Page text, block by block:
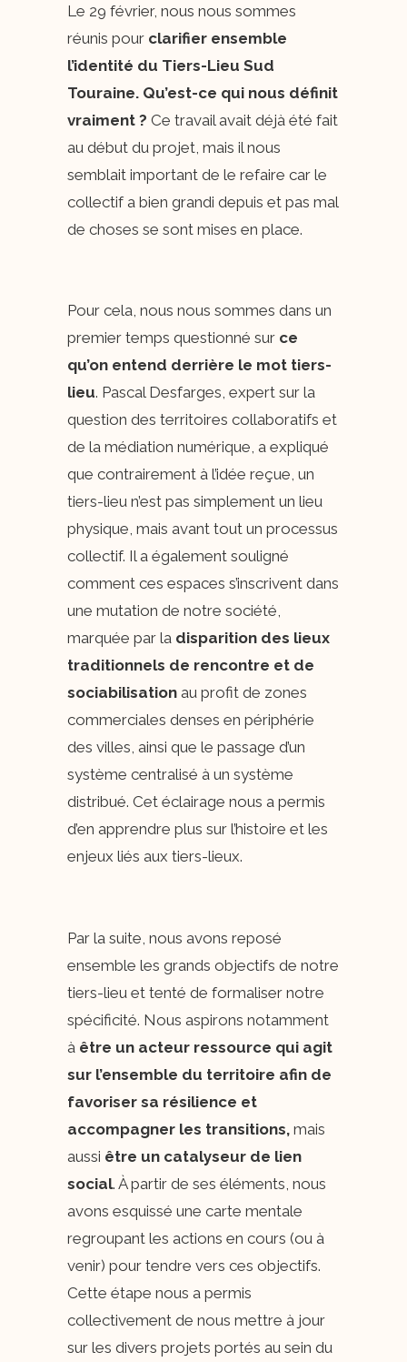
Le 29 février, nous nous sommes
réunis pour clarifier ensemble
l’identité du Tiers-Lieu Sud
Touraine. Qu’est-ce qui nous définit
vraiment ? Ce travail avait déjà été fait
au début du projet, mais il nous
semblait important de le refaire car le
collectif a bien grandi depuis et pas mal
de choses se sont mises en place.
Pour cela, nous nous sommes dans un
premier temps questionné sur ce
qu’on entend derrière le mot tiers-
lieu. Pascal Desfarges, expert sur la
question des territoires collaboratifs et
de la médiation numérique, a expliqué
que contrairement à l’idée reçue, un
tiers-lieu n’est pas simplement un lieu
physique, mais avant tout un processus
collectif. Il a également souligné
comment ces espaces s’inscrivent dans
une mutation de notre société,
marquée par la disparition des lieux
traditionnels de rencontre et de
sociabilisation au profit de zones
commerciales denses en périphérie
des villes, ainsi que le passage d’un
système centralisé à un système
distribué. Cet éclairage nous a permis
d’en apprendre plus sur l’histoire et les
enjeux liés aux tiers-lieux.
Par la suite, nous avons reposé
ensemble les grands objectifs de notre
tiers-lieu et tenté de formaliser notre
spécificité. Nous aspirons notamment
à être un acteur ressource qui agit
sur l’ensemble du territoire afin de
favoriser sa résilience et
accompagner les transitions, mais
aussi être un catalyseur de lien
social. À partir de ses éléments, nous
avons esquissé une carte mentale
regroupant les actions en cours (ou à
venir) pour tendre vers ces objectifs.
Cette étape nous a permis
collectivement de nous mettre à jour
sur les divers projets portés au sein du